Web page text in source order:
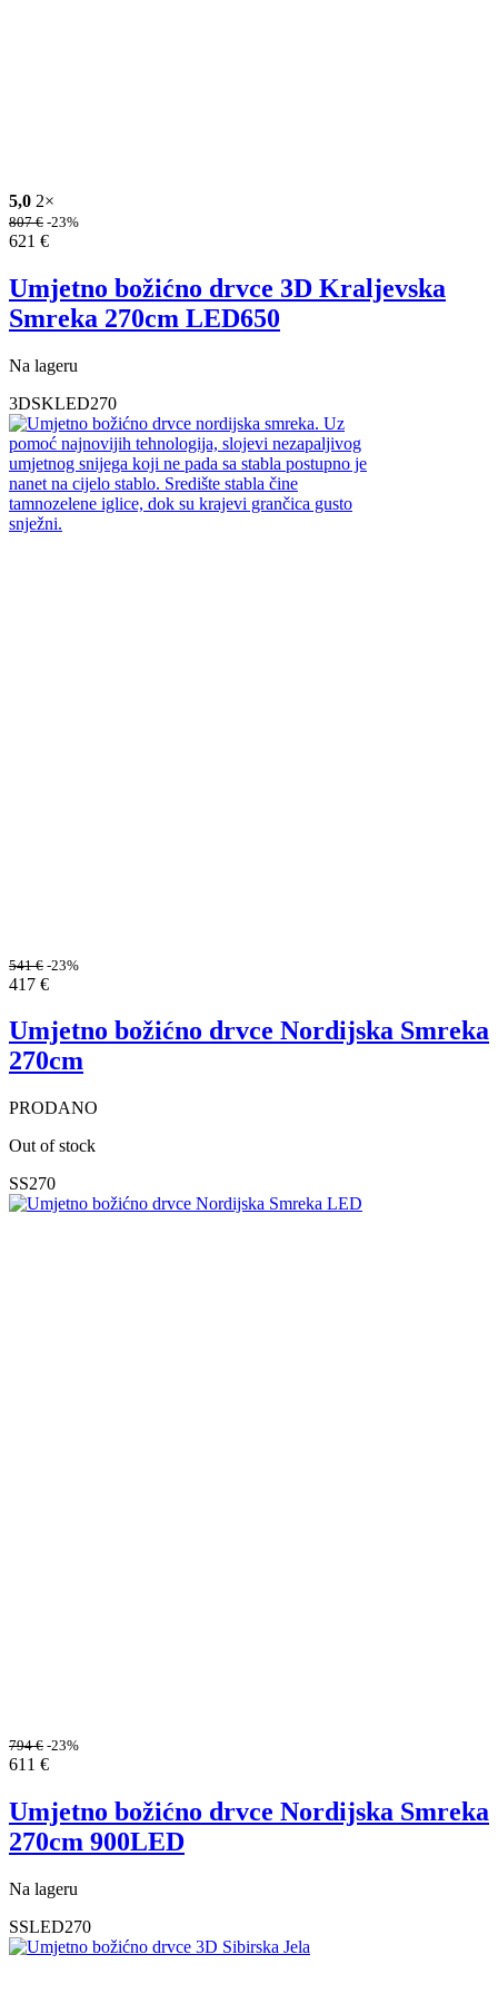
5,0 2×
807€ -23%
621 €
Umjetno božićno drvce 3D Kraljevska
Smreka 270cm LED650
Na lageru
3DSKLED270
541€ -23%
417 €
Umjetno božićno drvce Nordijska Smreka
270cm
PRODANO
Out of stock
SS270
794€ -23%
611 €
Umjetno božićno drvce Nordijska Smreka
270cm 900LED
Na lageru
SSLED270